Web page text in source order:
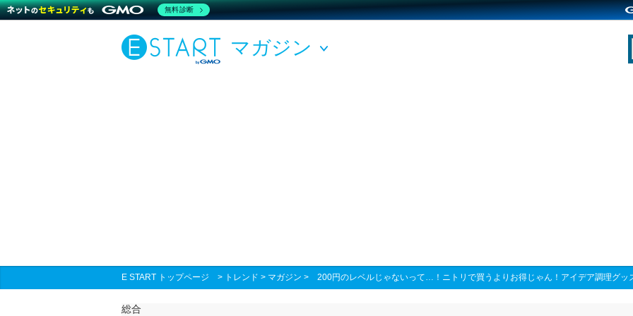
マガジン
E START トップページ > トレンド > マガジン > 200円のレベルじゃないって…！ニトリで買うよりお得じゃん！アイデア調理グッ
総合
無料診断